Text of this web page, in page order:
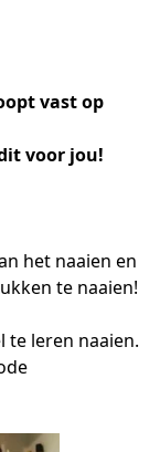
vast op
voor jou!
het naaien en
te naaien!
te leren naaien.